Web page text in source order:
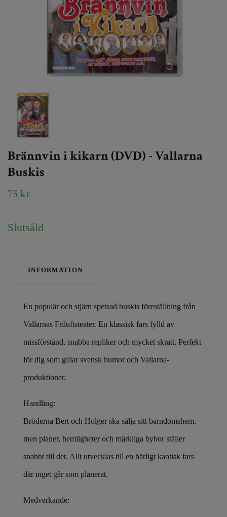
Brännvin i kikarn (DVD) - Vallarna
Buskis
75 kr
Slutsåld
INFORMATION
En populär och stjärn spetsad buskis föreställning från
Vallarnas Friluftsteater. En klassisk fars fylld av
missförstånd, snabba repliker och mycket skratt. Perfekt
för dig som gillar svensk humor och Vallarna-
produktioner.
Handling:
Bröderna Bert och Holger ska sälja sitt barndomshem,
men planer, hemligheter och märkliga bybor ställer
snabbt till det. Allt utvecklas till en härligt kaotisk fars
där inget går som planerat.
Medverkande: